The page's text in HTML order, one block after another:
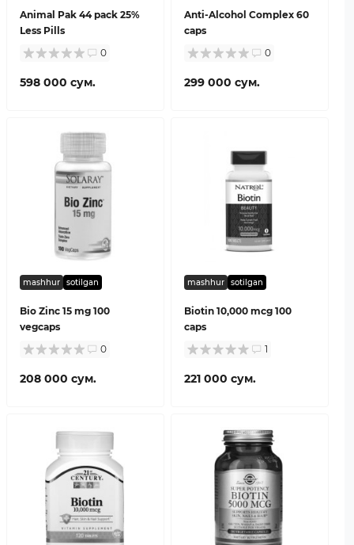
Animal Pak 44 pack 25%
Less Pills
0
598 000 сум.
Anti-Alcohol Complex 60
caps
0
299 000 сум.
mashhur sotilgan
Bio Zinc 15 mg 100
vegcaps
0
208 000 сум.
mashhur sotilgan
Biotin 10,000 mcg 100
caps
1
221 000 сум.